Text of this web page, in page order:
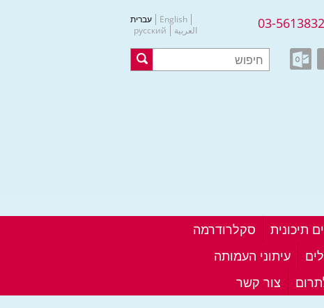
03-5613832 עברית
English
русский
العربية
סקלרודרמה
עיתוני העמותה
צור קשר